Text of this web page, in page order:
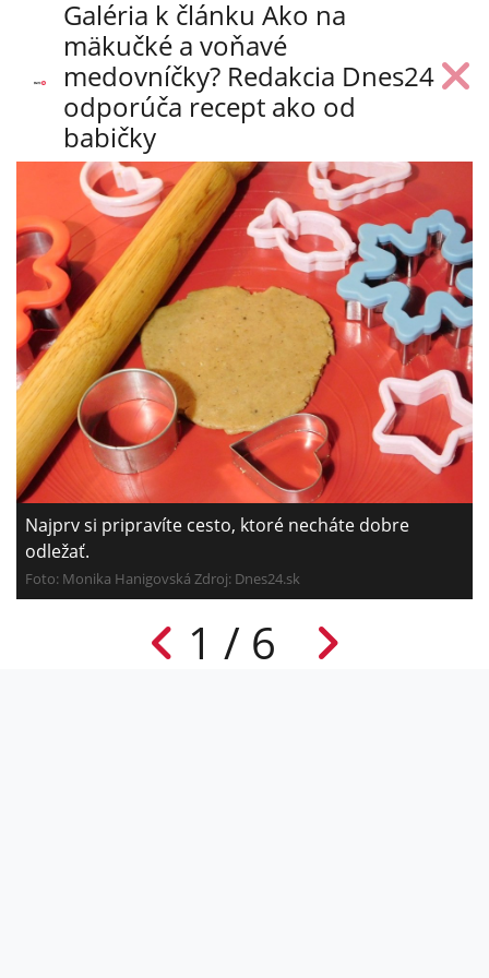
Galéria k článku Ako na
mäkučké a voňavé
medovníčky? Redakcia Dnes24
odporúča recept ako od
babičky
Najprv si pripravíte cesto, ktoré necháte dobre
odležať.
Foto: Monika Hanigovská Zdroj: Dnes24.sk
1 / 6